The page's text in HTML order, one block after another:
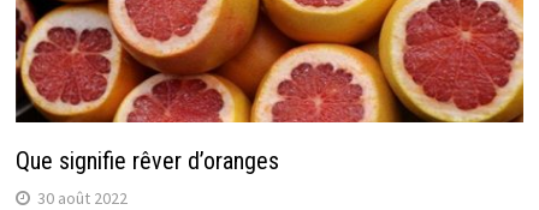
Que signifie rêver d’oranges
30 août 2022